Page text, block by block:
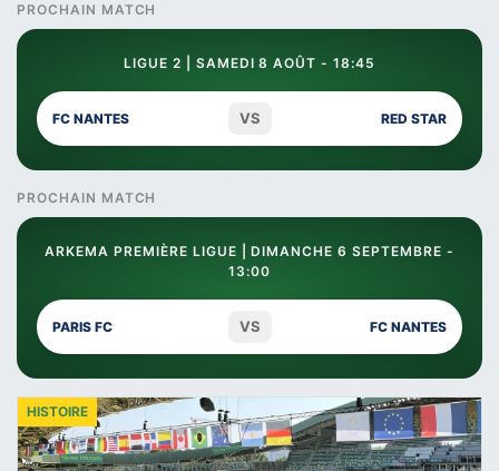
PROCHAIN MATCH
LIGUE 2 | SAMEDI 8 AOÛT - 18:45
FC NANTES VS RED STAR
PROCHAIN MATCH
ARKEMA PREMIÈRE LIGUE | DIMANCHE 6 SEPTEMBRE -
13:00
PARIS FC VS FC NANTES
HISTOIRE